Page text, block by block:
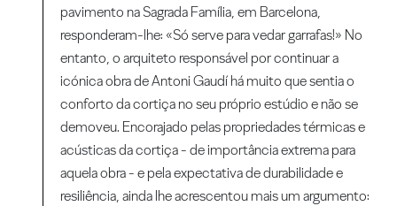
pavimento na Sagrada Família, em Barcelona,
responderam-lhe: «Só serve para vedar garrafas!» No
entanto, o arquiteto responsável por continuar a
icónica obra de Antoni Gaudí há muito que sentia o
conforto da cortiça no seu próprio estúdio e não se
demoveu. Encorajado pelas propriedades térmicas e
acústicas da cortiça - de importância extrema para
aquela obra - e pela expectativa de durabilidade e
resiliência, ainda lhe acrescentou mais um argumento: